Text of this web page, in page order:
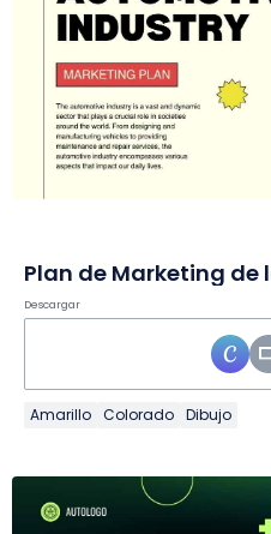
Descargar
Amarillo Colorado Dibujo